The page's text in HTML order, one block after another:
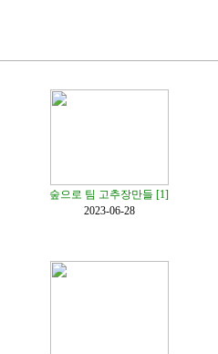
숲으로 팀 고추장만들 [1]
2023-06-28